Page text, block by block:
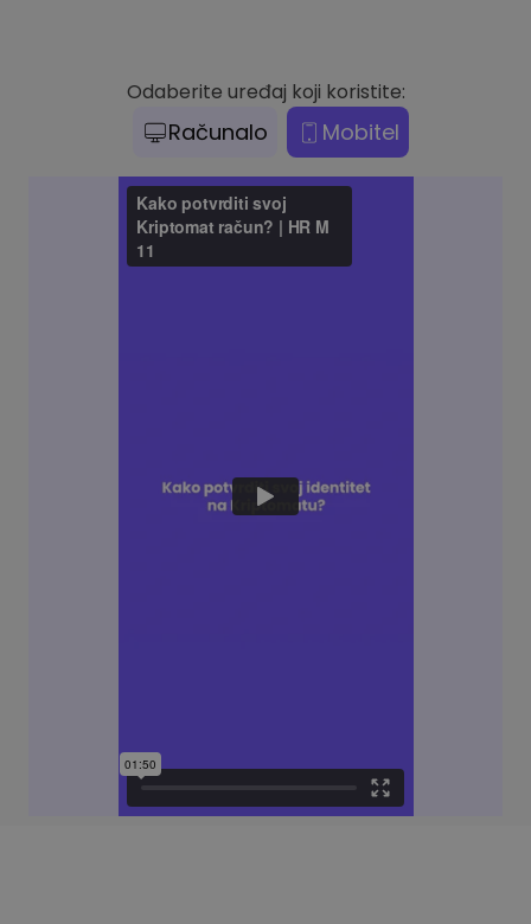
Odaberite uređaj koji koristite:
Računalo Mobitel